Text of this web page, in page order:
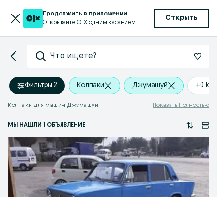
Продолжить в приложении
Открывайте OLX одним касанием
Открыть
Что ищете?
Фильтры·2 Колпаки Джумашуй +0 km
Колпаки для машин Джумашуй Показать Полностью
МЫ НАШЛИ 1 ОБЪЯВЛЕНИЕ